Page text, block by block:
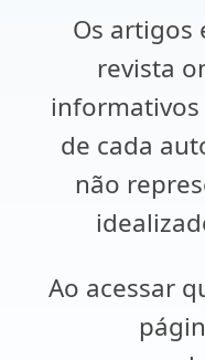
Os artigos
revista
de cada
não
Ao acessar